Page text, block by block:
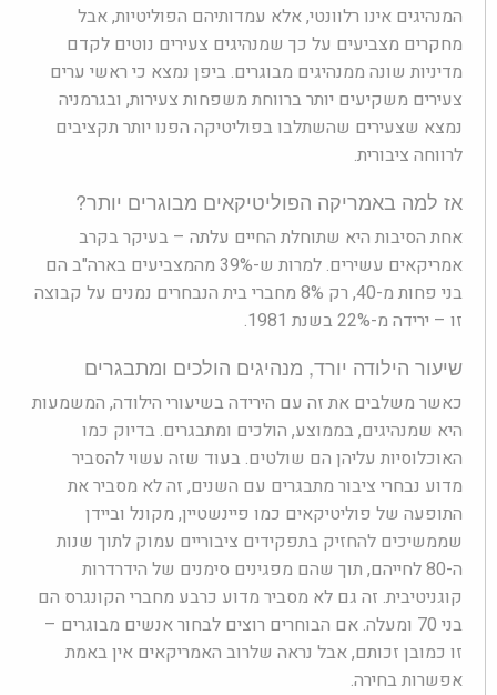
המנהיגים אינו רלוונטי, אלא עמדותיהם הפוליטיות, אבל
מחקרים מצביעים על כך שמנהיגים צעירים נוטים לקדם
מדיניות שונה ממנהיגים מבוגרים. ביפן נמצא כי ראשי ערים
צעירים משקיעים יותר ברווחת משפחות צעירות, ובגרמניה
נמצא שצעירים שהשתלבו בפוליטיקה הפנו יותר תקציבים
לרווחה ציבורית.
אז למה באמריקה הפוליטיקאים מבוגרים יותר?
אחת הסיבות היא שתוחלת החיים עלתה – בעיקר בקרב
אמריקאים עשירים. למרות ש-39% מהמצביעים בארה"ב הם
בני פחות מ-40, רק 8% מחברי בית הנבחרים נמנים על קבוצה
זו – ירידה מ-22% בשנת 1981.
שיעור הילודה יורד, מנהיגים הולכים ומתבגרים
כאשר משלבים את זה עם הירידה בשיעורי הילודה, המשמעות
היא שמנהיגים, בממוצע, הולכים ומתבגרים. בדיוק כמו
האוכלוסיות עליהן הם שולטים. בעוד שזה עשוי להסביר
מדוע נבחרי ציבור מתבגרים עם השנים, זה לא מסביר את
התופעה של פוליטיקאים כמו פיינשטיין, מקונל וביידן
שממשיכים להחזיק בתפקידים ציבוריים עמוק לתוך שנות
ה-80 לחייהם, תוך שהם מפגינים סימנים של הידרדרות
קוגניטיבית. זה גם לא מסביר מדוע כרבע מחברי הקונגרס הם
בני 70 ומעלה. אם הבוחרים רוצים לבחור אנשים מבוגרים –
זו כמובן זכותם, אבל נראה שלרוב האמריקאים אין באמת
אפשרות בחירה.